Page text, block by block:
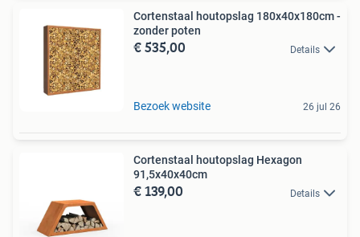
Cortenstaal houtopslag 180x40x180cm -
zonder poten
€ 535,00 Details
Bezoek website 26 jul 26
Cortenstaal houtopslag Hexagon
91,5x40x40cm
€ 139,00 Details